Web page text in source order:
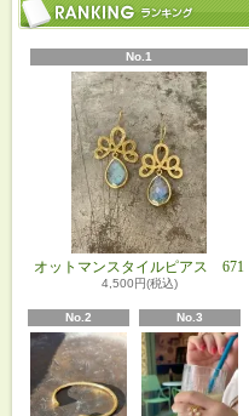
No.1
オットマンスタイルピアス 671
4,500円(税込)
No.2 No.3